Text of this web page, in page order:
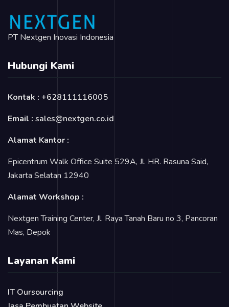
PT Nextgen Inovasi Indonesia
Hubungi Kami
Kontak : +628111116005
Email : sales@nextgen.co.id
Alamat Kantor :
Epicentrum Walk Office Suite 529A, Jl. HR. Rasuna Said,
Jakarta Selatan 12940
Alamat Workshop :
Nextgen Training Center, Jl. Raya Tanah Baru no 3, Pancoran
Mas, Depok
Layanan Kami
IT Oursourcing